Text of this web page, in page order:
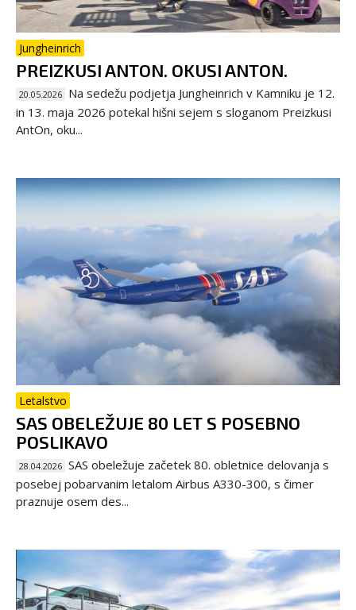
Jungheinrich
PREIZKUSI ANTON. OKUSI ANTON.
20.05.2026 Na sedežu podjetja Jungheinrich v Kamniku je 12.
in 13. maja 2026 potekal hišni sejem s sloganom Preizkusi
AntOn, oku...
Letalstvo
SAS OBELEŽUJE 80 LET S POSEBNO
POSLIKAVO
28.04.2026 SAS obeležuje začetek 80. obletnice delovanja s
posebej pobarvanim letalom Airbus A330-300, s čimer
praznuje osem des...